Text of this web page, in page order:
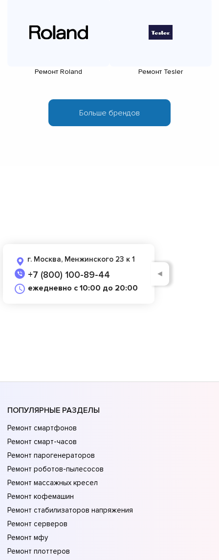
Ремонт Roland Ремонт Tesler
г. Москва, Менжинского 23 к 1
+7 (800) 100-89-44
ежедневно с 10:00 до 20:00
◄
ПОПУЛЯРНЫЕ РАЗДЕЛЫ
Ремонт смартфонов
Ремонт смарт-часов
Ремонт парогенераторов
Ремонт роботов-пылесосов
Ремонт массажных кресел
Ремонт кофемашин
Ремонт стабилизаторов напряжения
Ремонт серверов
Ремонт мфу
Ремонт плоттеров